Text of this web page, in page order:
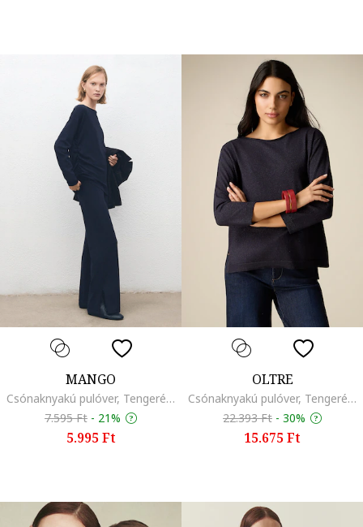
MANGO
Csónaknyakú pulóver, Tengerészkék
7.595 Ft - 21%
5.995 Ft
OLTRE
Csónaknyakú pulóver, Tengerészkék
22.393 Ft - 30%
15.675 Ft